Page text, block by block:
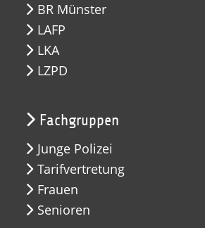
BR Münster
LAFP
LKA
LZPD
Fachgruppen
Junge Polizei
Tarifvertretung
Frauen
Senioren